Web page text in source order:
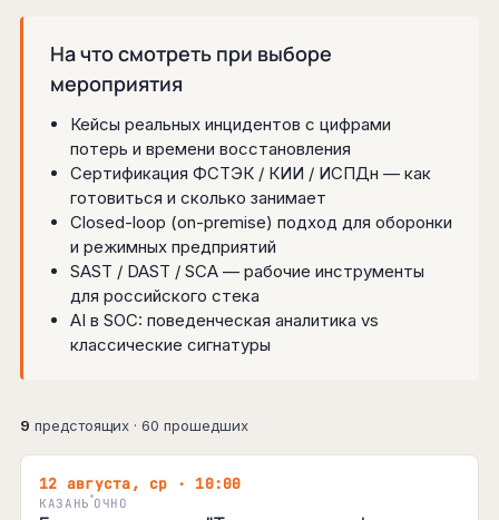
На что смотреть при выборе
мероприятия
Кейсы реальных инцидентов с цифрами
потерь и времени восстановления
Сертификация ФСТЭК / КИИ / ИСПДн — как
готовиться и сколько занимает
Closed-loop (on-premise) подход для оборонки
и режимных предприятий
SAST / DAST / SCA — рабочие инструменты
для российского стека
AI в SOC: поведенческая аналитика vs
классические сигнатуры
9 предстоящих · 60 прошедших
12 августа, ср · 10:00
КАЗАНЬ ОЧНО